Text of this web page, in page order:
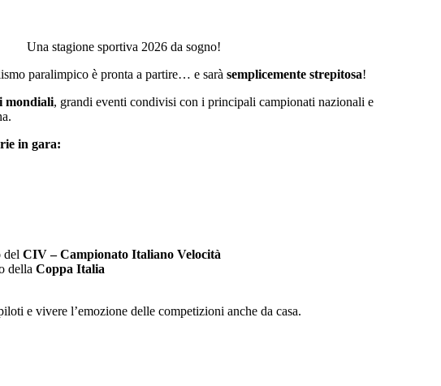
paralimpico è pronta a partire… e sarà semplicemente strepitosa!
mondiali, grandi eventi condivisi con i principali campionati nazionali e
in gara:
del CIV – Campionato Italiano Velocità
della Coppa Italia
e vivere l’emozione delle competizioni anche da casa.